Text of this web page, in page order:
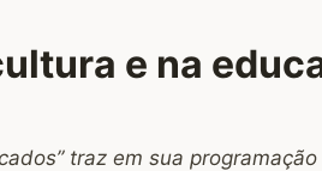
e na
traz em sua